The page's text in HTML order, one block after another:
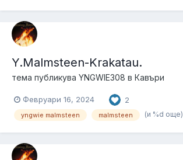
Y.Malmsteen-Krakatau.
тема публикува YNGWIE308 в Кавъри
Февруари 16, 2024 2
yngwie malmsteen malmsteen (и %d още)